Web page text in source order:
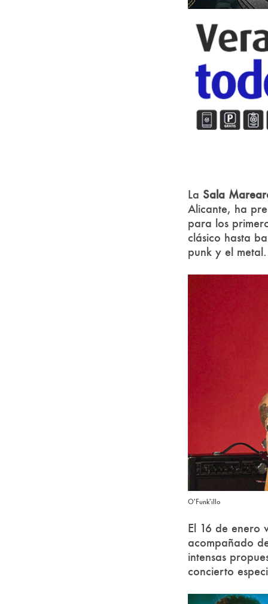
La Sala
Alicante, ha
para los
clásico hasta
punk y el metal.
O'Funk'illo
El 16 de enero
acompañado
intensas
concierto